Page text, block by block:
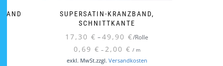
SUPERSATIN-KRANZBAND,
SCHNITTKANTE
17,30€ –49,90€/Rolle
0,69 € – 2,00 € / m
exkl. MwSt.zzgl. VersandkostenDieses